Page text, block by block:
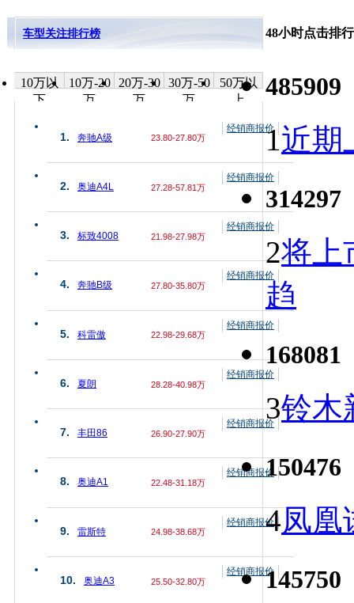
车型关注排行榜
10万以
下
10万-20
万
20万-30
万
30万-50
万
50万以
上
1. 奔驰A级 23.80-27.80万
经销商报价
2. 奥迪A4L 27.28-57.81万
经销商报价
3. 标致4008 21.98-27.98万
经销商报价
4. 奔驰B级 27.80-35.80万
经销商报价
5. 科雷傲 22.98-29.68万
经销商报价
6. 夏朗 28.28-40.98万
经销商报价
7. 丰田86 26.90-27.90万
经销商报价
8. 奥迪A1 22.48-31.18万
经销商报价
9. 雷斯特 24.98-38.68万
经销商报价
10. 奥迪A3 25.50-32.80万
经销商报价
48小时点击排行
485909
1近期
314297
2将上
趋
168081
3铃木
150476
4凤凰
145750